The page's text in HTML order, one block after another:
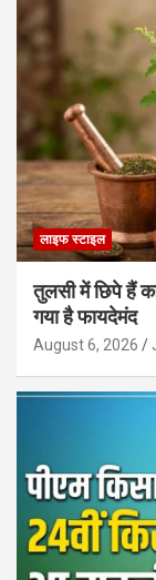
लाइफ स्टाइल
तुलसी में छिपे हैं
गया है फायदेमंद
August 6, 2026